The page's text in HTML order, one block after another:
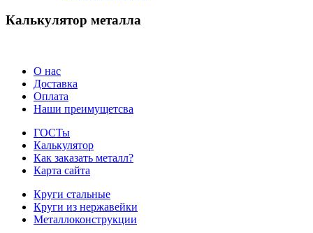
Калькулятор металла
О нас
Доставка
Оплата
Наши преимущетсва
ГОСТы
Калькулятор
Как заказать металл?
Карта сайта
Круги стальные
Круги из нержавейки
Металлоконструкции